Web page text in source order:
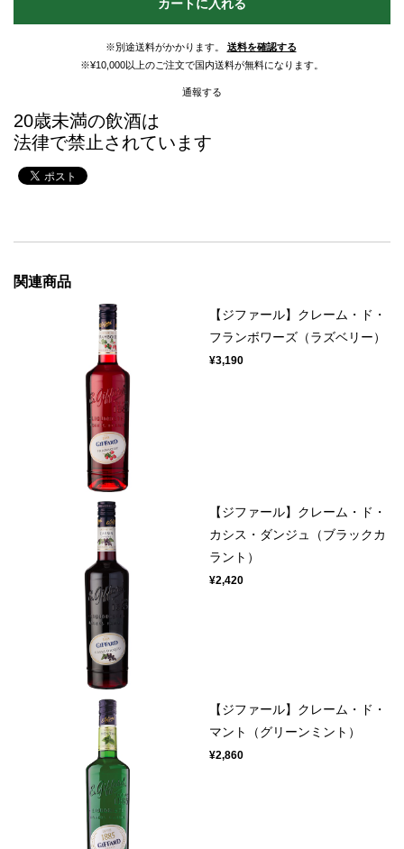
カートに入れる
※別途送料がかかります。
送料を確認する
※¥10,000以上のご注文で国内送料が無料になります。
通報する
20歳未満の飲酒は
法律で禁止されています
関連商品
【ジファール】クレーム・ド・
フランボワーズ（ラズベリー）
¥3,190
【ジファール】クレーム・ド・
カシス・ダンジュ（ブラックカ
ラント）
¥2,420
【ジファール】クレーム・ド・
マント（グリーンミント）
¥2,860